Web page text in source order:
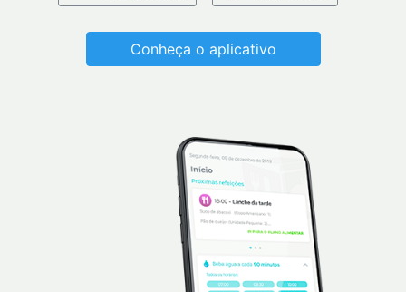
Conheça o aplicativo